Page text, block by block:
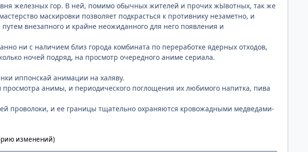
железных гор. В ней, помимо обычных жителей и прочих жЫвотных, так же
маскировки позволяет подкрасться к противнику незаметно, и
внезапного и крайне неожиданного для него появления и
ни с наличием близ города комбината по переработке ядерных отходов,
ночей подряд, на просмотр очередного аниме сериала.
иппонскай анимации на халяву.
анимы, и периодического поглощения их любимого напитка, пива
проволоки, и ее границы тщательно охраняются кровожадными медведами-
изменений)